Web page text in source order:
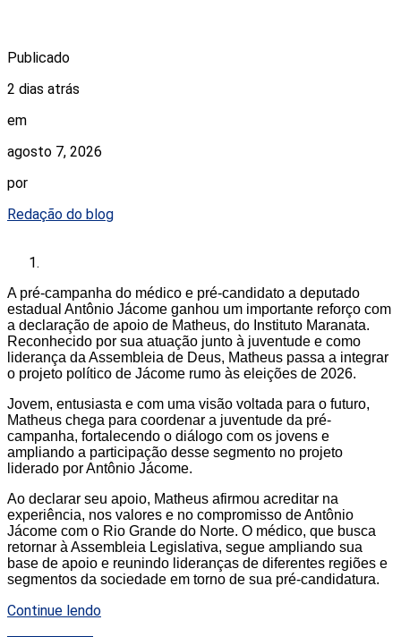
Publicado
2 dias atrás
em
agosto 7, 2026
por
Redação do blog
A pré-campanha do médico e pré-candidato a deputado
estadual Antônio Jácome ganhou um importante reforço com
a declaração de apoio de Matheus, do Instituto Maranata.
Reconhecido por sua atuação junto à juventude e como
liderança da Assembleia de Deus, Matheus passa a integrar
o projeto político de Jácome rumo às eleições de 2026.
Jovem, entusiasta e com uma visão voltada para o futuro,
Matheus chega para coordenar a juventude da pré-
campanha, fortalecendo o diálogo com os jovens e
ampliando a participação desse segmento no projeto
liderado por Antônio Jácome.
Ao declarar seu apoio, Matheus afirmou acreditar na
experiência, nos valores e no compromisso de Antônio
Jácome com o Rio Grande do Norte. O médico, que busca
retornar à Assembleia Legislativa, segue ampliando sua
base de apoio e reunindo lideranças de diferentes regiões e
segmentos da sociedade em torno de sua pré-candidatura.
Continue lendo